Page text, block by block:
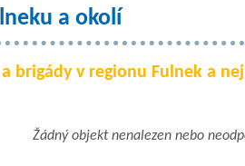
a okolí
brigády v regionu Fulnek a
Žádný objekt nenalezen nebo